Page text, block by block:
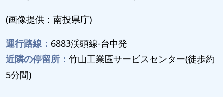
(画像提供：南投県庁)
運行路線： 6883渓頭線-台中発
近隣の停留所： 竹山工業區サービスセンター(徒歩約
5分間)